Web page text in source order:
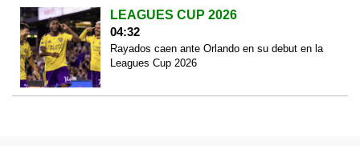
LEAGUES CUP 2026
04:32
Rayados caen ante Orlando en su debut en la
Leagues Cup 2026